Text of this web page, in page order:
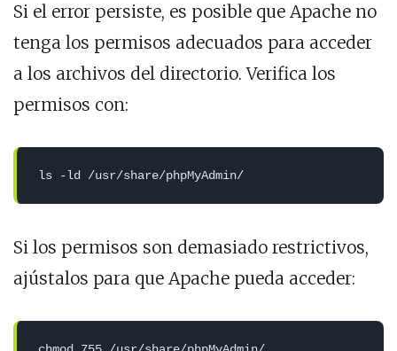
Si el error persiste, es posible que Apache no
tenga los permisos adecuados para acceder
a los archivos del directorio. Verifica los
permisos con:
ls -ld /usr/share/phpMyAdmin/
Si los permisos son demasiado restrictivos,
ajústalos para que Apache pueda acceder: